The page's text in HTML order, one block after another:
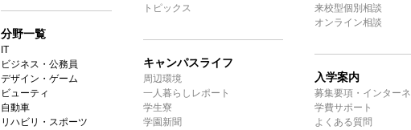
分野一覧
IT
ビジネス・公務員
デザイン・ゲーム
ビューティ
自動車
リハビリ・スポーツ
トピックス
キャンパスライフ
周辺環境
一人暮らしレポート
学生寮
学園新聞
来校型個別相談
オンライン相談
入学案内
募集要項・インター
学費サポート
よくある質問